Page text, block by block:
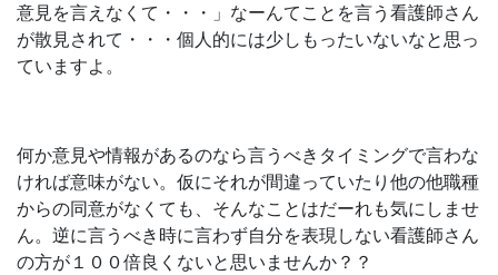
意見を言えなくて・・・」なーんてことを言う看護師さん
が散見されて・・・個人的には少しもったいないなと思っ
ていますよ。
何か意見や情報があるのなら言うべきタイミングで言わな
ければ意味がない。仮にそれが間違っていたり他の他職種
からの同意がなくても、そんなことはだーれも気にしませ
ん。逆に言うべき時に言わず自分を表現しない看護師さん
の方が１００倍良くないと思いませんか？？